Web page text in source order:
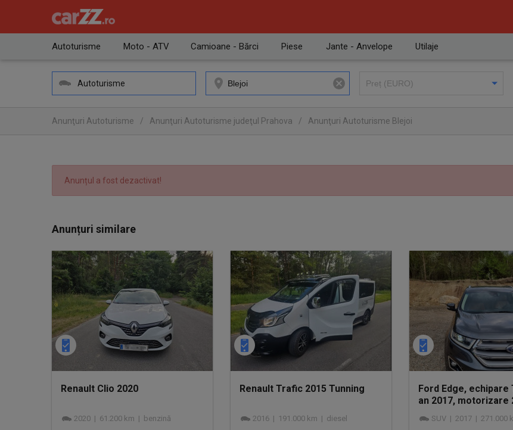
Autoturisme Moto - ATV Camioane - Bărci Piese Jante - Anvelope Utilaje
Autoturisme
Anunţuri Autoturisme / Anunţuri Autoturisme judeţul Prahova / Anunţuri Autoturisme Blejoi
Anunțul a fost dezactivat!
Anunțuri similare
Renault Clio 2020
2020 | 61.200 km | benzină
Renault Trafic 2015 Tunning
2016 | 191.000 km | diesel
Ford Edge, echipare
an 2017, motorizare
SUV | 2017 | 271.000